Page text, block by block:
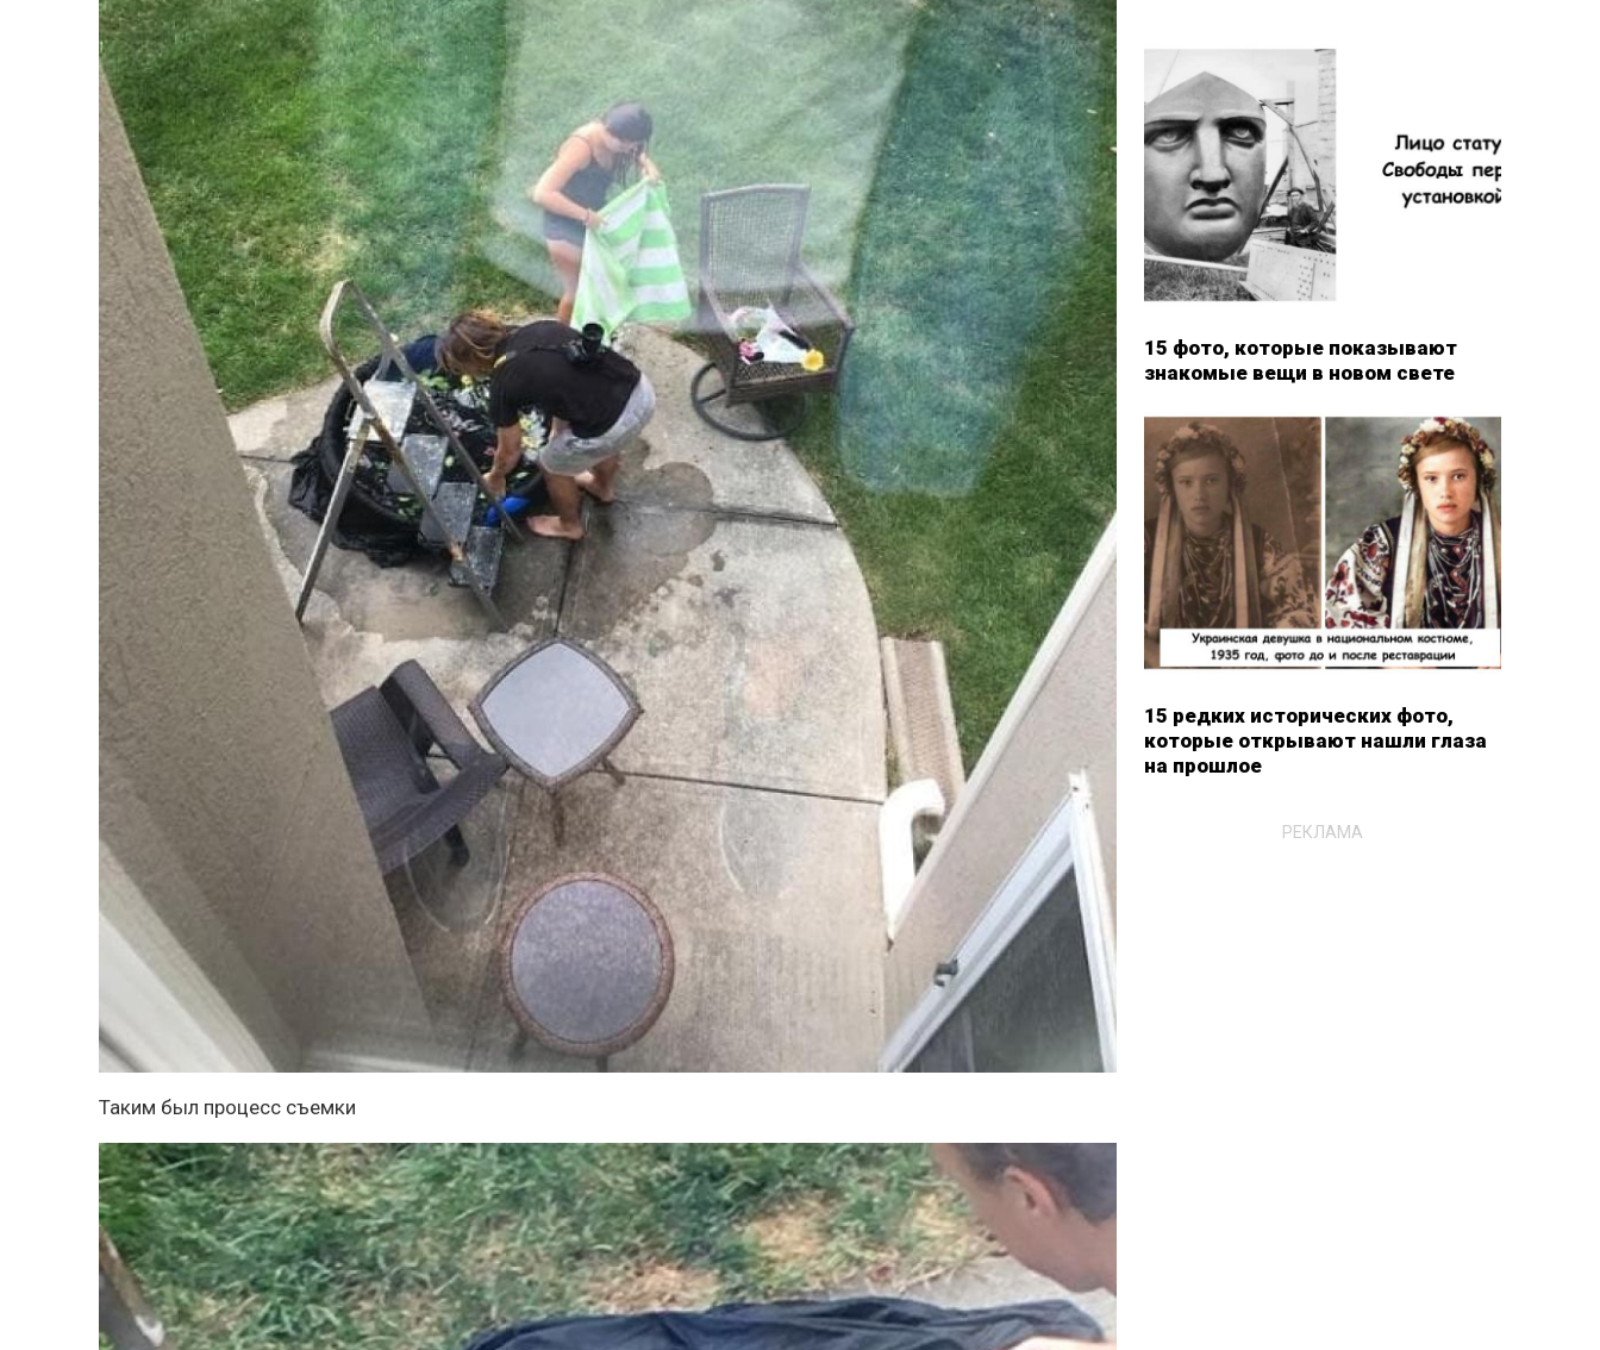
Таким был процесс съемки
15 фото, которые показывают
знакомые вещи в новом свете
15 редких исторических фото,
которые открывают нашли глаза
на прошлое
РЕКЛАМА